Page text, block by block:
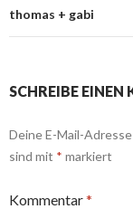
thomas + gabi
SCHREIBE
Deine E-Mail-
sind mit * markiert
Kommentar*